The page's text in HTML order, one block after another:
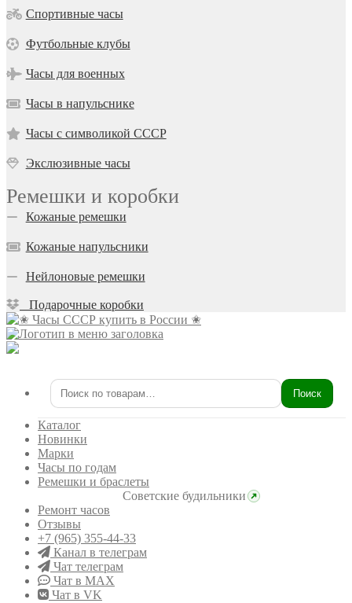
Спортивные часы
Футбольные клубы
Часы для военных
Часы в напульснике
Часы с символикой СССР
Экслюзивные часы
Ремешки и коробки
Кожаные ремешки
Кожаные напульсники
Нейлоновые ремешки
Подарочные коробки
Искать: Поиск
Каталог
Новинки
Марки
Часы по годам
Ремешки и браслеты
Советские будильники
Ремонт часов
Отзывы
+7 (965) 355-44-33
Канал в телеграм
Чат телеграм
Чат в MAX
Чат в VK